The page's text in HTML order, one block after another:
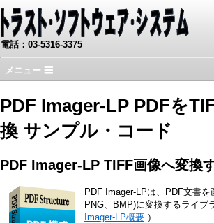
電話：03-5316-3375
メニュー ☰
PDF Imager-LP PDFを
換 サンプル・コード
PDF Imager-LP TIFF画像へ変換
PDF Imager-LPは、PDF文書を
PNG、BMP)に変換するライブ
Imager-LP概要 ）